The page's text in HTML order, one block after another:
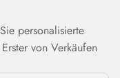
personalisierte
von Verkäufen